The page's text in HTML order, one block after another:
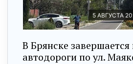
5 АВГУСТА
В Брянске
автодороги по ул.